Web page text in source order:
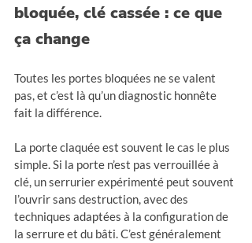
bloquée, clé cassée : ce que
ça change
Toutes les portes bloquées ne se valent
pas, et c’est là qu’un diagnostic honnête
fait la différence.
La porte claquée est souvent le cas le plus
simple. Si la porte n’est pas verrouillée à
clé, un serrurier expérimenté peut souvent
l’ouvrir sans destruction, avec des
techniques adaptées à la configuration de
la serrure et du bâti. C’est généralement